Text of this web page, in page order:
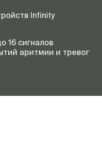
Infinity
16 сигналов
аритмии и тревог